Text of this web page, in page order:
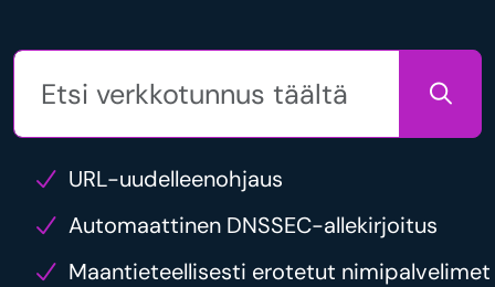
URL-uudelleenohjaus
Automaattinen DNSSEC-allekirjoitus
Maantieteellisesti erotetut nimipalvelimet